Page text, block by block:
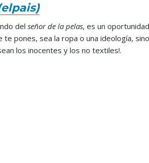
del señor de la pelas, es un oportunidad
pones, sea la ropa o una ideología, sino
los inocentes y los no textiles!.